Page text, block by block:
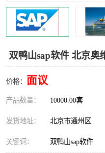
双鸭山sap软件 北京奥
价格： 面议
产品数量： 10000.00套
发货地址： 北京市通州区
关键词： 双鸭山sap软件
小工厂erp系统